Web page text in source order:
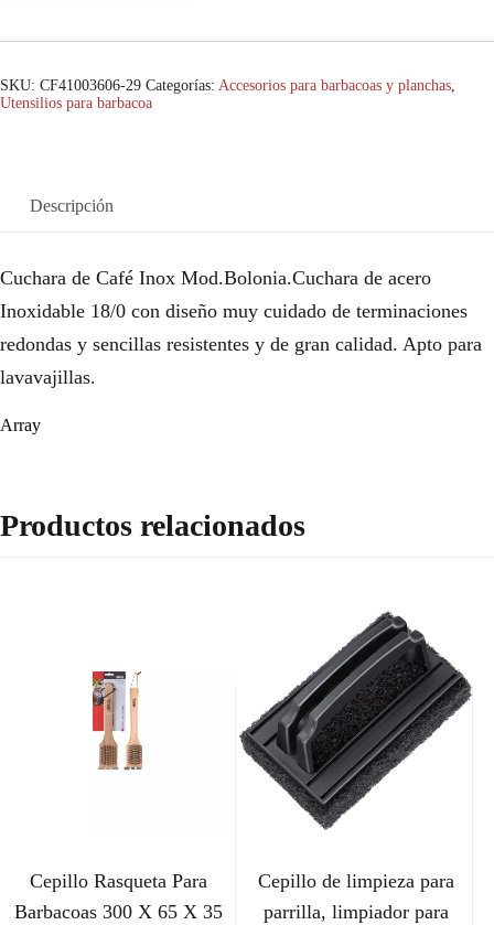
SKU: CF41003606-29 Categorías: Accesorios para barbacoas y planchas,
Utensilios para barbacoa
Descripción
Cuchara de Café Inox Mod.Bolonia.Cuchara de acero
Inoxidable 18/0 con diseño muy cuidado de terminaciones
redondas y sencillas resistentes y de gran calidad. Apto para
lavavajillas.
Array
Productos relacionados
Cepillo Rasqueta Para
Barbacoas 300 X 65 X 35
Cepillo de limpieza para
parrilla, limpiador para